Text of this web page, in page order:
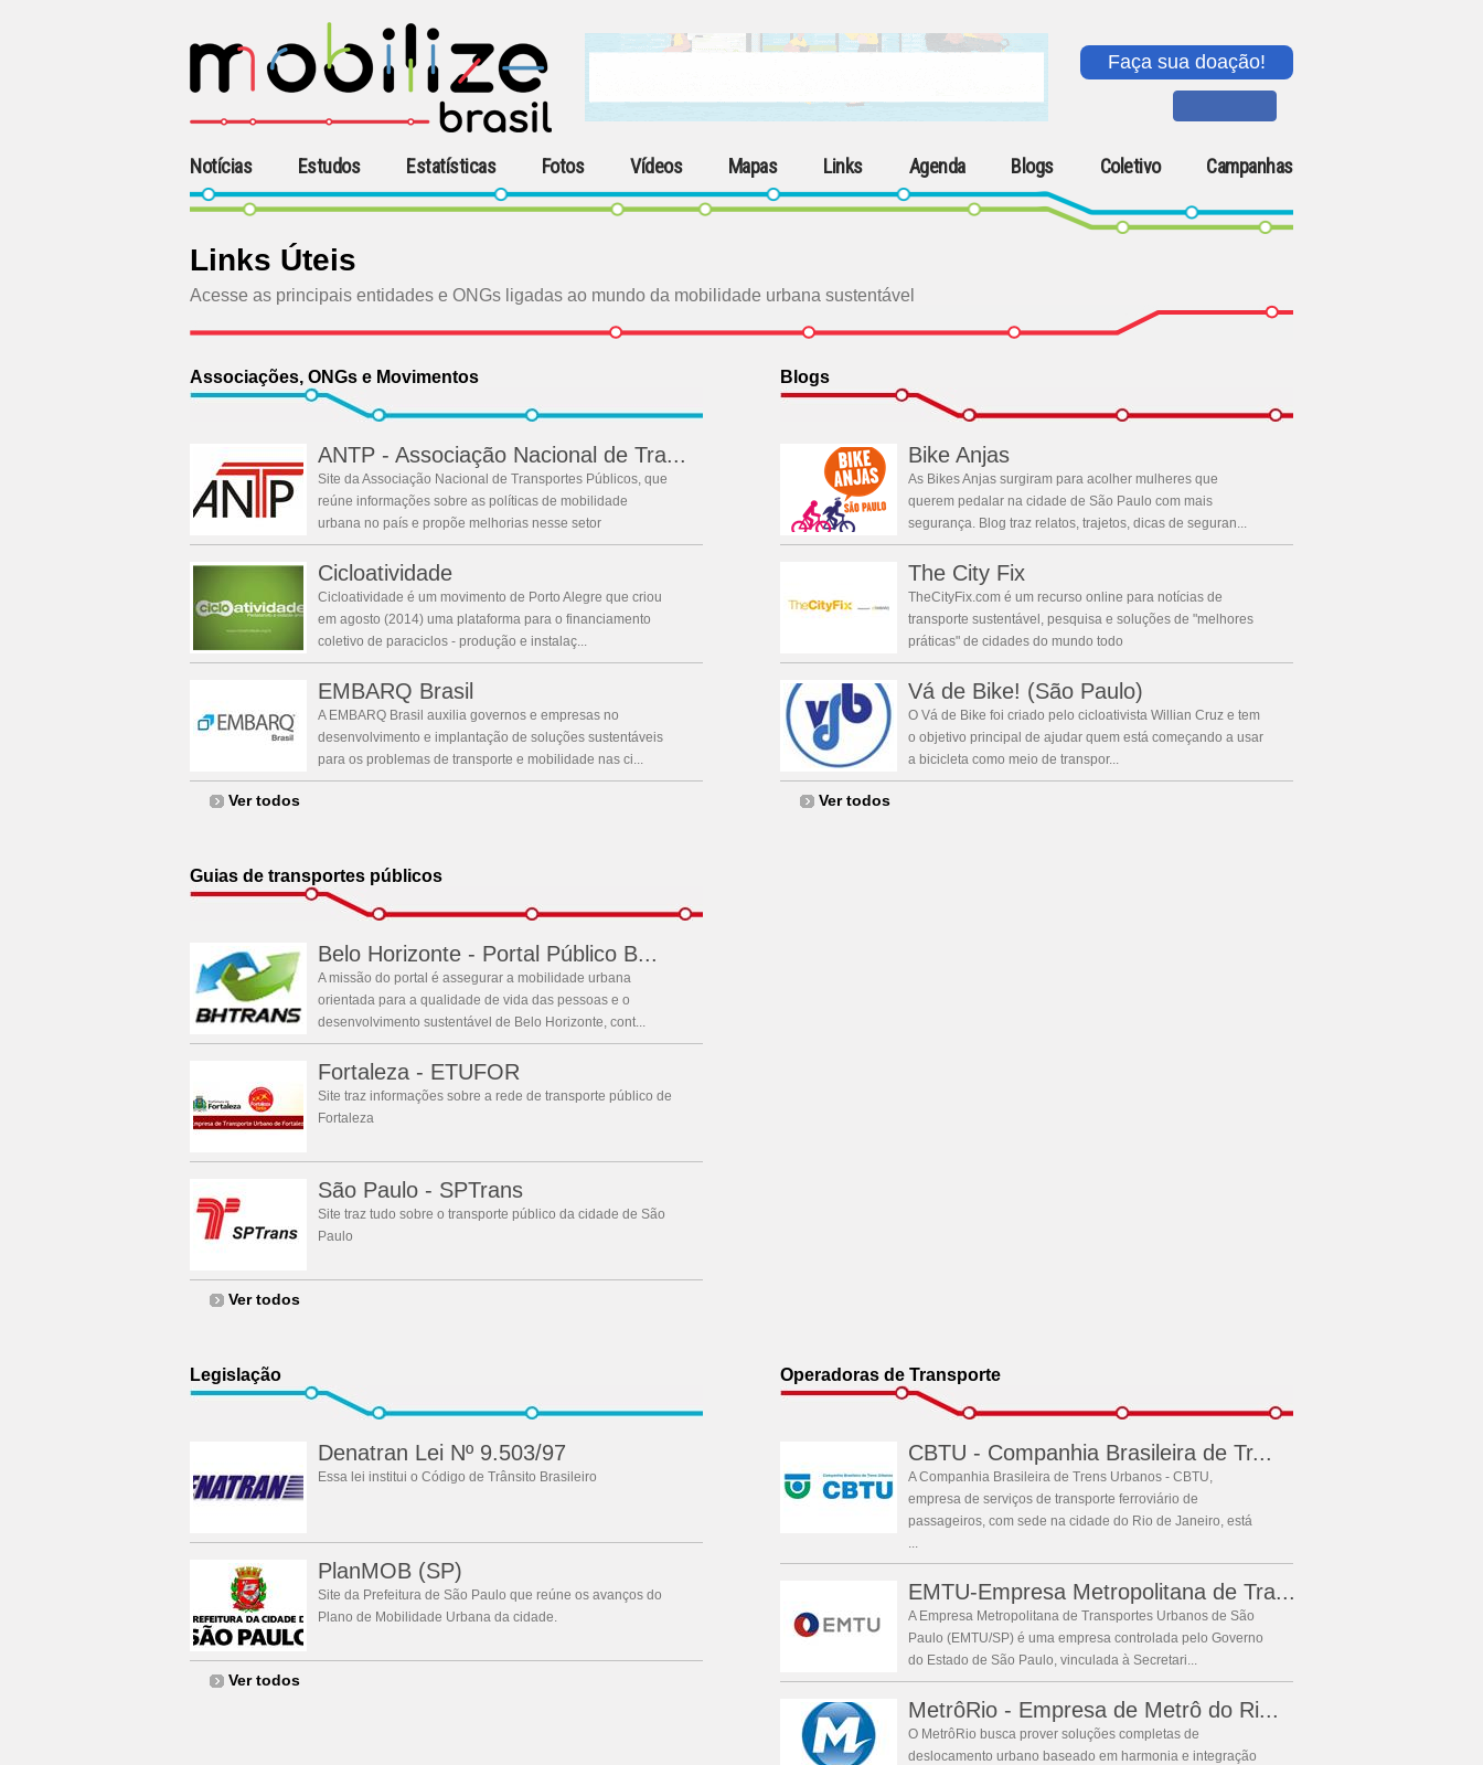
Faça sua doação!
Notícias Estudos Estatísticas Fotos Vídeos Mapas Links Agenda Blogs Coletivo Campanhas
Links Úteis
Acesse as principais entidades e ONGs ligadas ao mundo da mobilidade urbana sustentável
Associações, ONGs e Movimentos
ANTP - Associação Nacional de Tra...
Site da Associação Nacional de Transportes Públicos, que
reúne informações sobre as políticas de mobilidade
urbana no país e propõe melhorias nesse setor
Cicloatividade
Cicloatividade é um movimento de Porto Alegre que criou
em agosto (2014) uma plataforma para o financiamento
coletivo de paraciclos - produção e instalaç...
EMBARQ Brasil
A EMBARQ Brasil auxilia governos e empresas no
desenvolvimento e implantação de soluções sustentáveis
para os problemas de transporte e mobilidade nas ci...
Ver todos
Blogs
Bike Anjas
As Bikes Anjas surgiram para acolher mulheres que
querem pedalar na cidade de São Paulo com mais
segurança. Blog traz relatos, trajetos, dicas de seguran...
The City Fix
TheCityFix.com é um recurso online para notícias de
transporte sustentável, pesquisa e soluções de "melhores
práticas" de cidades do mundo todo
Vá de Bike! (São Paulo)
O Vá de Bike foi criado pelo cicloativista Willian Cruz e tem
o objetivo principal de ajudar quem está começando a usar
a bicicleta como meio de transpor...
Ver todos
Guias de transportes públicos
Belo Horizonte - Portal Público B...
A missão do portal é assegurar a mobilidade urbana
orientada para a qualidade de vida das pessoas e o
desenvolvimento sustentável de Belo Horizonte, cont...
Fortaleza - ETUFOR
Site traz informações sobre a rede de transporte público de
Fortaleza
São Paulo - SPTrans
Site traz tudo sobre o transporte público da cidade de São
Paulo
Ver todos
Legislação
Denatran Lei Nº 9.503/97
Essa lei institui o Código de Trânsito Brasileiro
PlanMOB (SP)
Site da Prefeitura de São Paulo que reúne os avanços do
Plano de Mobilidade Urbana da cidade.
Ver todos
Operadoras de Transporte
CBTU - Companhia Brasileira de Tr...
A Companhia Brasileira de Trens Urbanos - CBTU,
empresa de serviços de transporte ferroviário de
passageiros, com sede na cidade do Rio de Janeiro, está
...
EMTU-Empresa Metropolitana de Tra...
A Empresa Metropolitana de Transportes Urbanos de São
Paulo (EMTU/SP) é uma empresa controlada pelo Governo
do Estado de São Paulo, vinculada à Secretari...
MetrôRio - Empresa de Metrô do Ri...
O MetrôRio busca prover soluções completas de
deslocamento urbano baseado em harmonia e integração